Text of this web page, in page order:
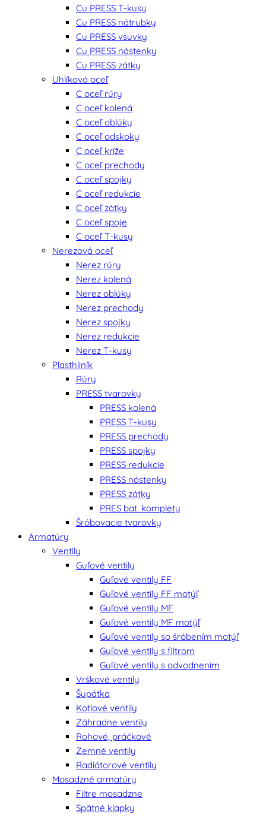
Cu PRESS T-kusy
Cu PRESS nátrubky
Cu PRESS vsuvky
Cu PRESS nástenky
Cu PRESS zátky
Uhlíková oceľ
C oceľ rúry
C oceľ kolená
C oceľ oblúky
C oceľ odskoky
C oceľ kríže
C oceľ prechody
C oceľ spojky
C oceľ redukcie
C oceľ zátky
C oceľ spoje
C oceľ T-kusy
Nerezová oceľ
Nerez rúry
Nerez kolená
Nerez oblúky
Nerez prechody
Nerez spojky
Nerez redukcie
Nerez T-kusy
Plasthliník
Rúry
PRESS tvarovky
PRESS kolená
PRESS T-kusy
PRESS prechody
PRESS spojky
PRESS redukcie
PRESS nástenky
PRESS zátky
PRES bat. komplety
Šróbovacie tvarovky
Armatúry
Ventily
Guľové ventily
Guľové ventily FF
Guľové ventily FF motýľ
Guľové ventily MF
Guľové ventily MF motýľ
Guľové ventily so šróbením motýľ
Guľové ventily s filtrom
Guľové ventily s odvodnením
Vrškové ventily
Šupátka
Kotlové ventily
Záhradne ventily
Rohové, práčkové
Zemné ventily
Radiátorové ventily
Mosadzné armatúry
Filtre mosadzne
Spätné klapky